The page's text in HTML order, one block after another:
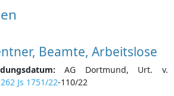
Beamte, Arbeitslose
AG Dortmund, Urt. v.
Js 1751/22-110/22